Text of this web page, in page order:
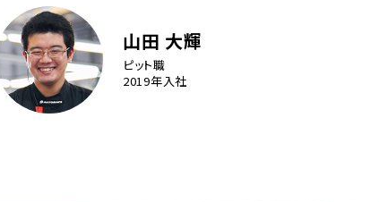
山田 大輝
ピット職
2019年入社